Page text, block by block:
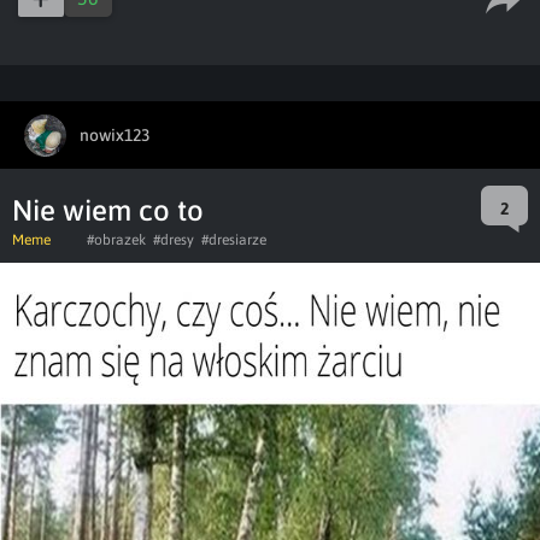
nowix123
Nie wiem co to 2
Meme #obrazek #dresy #dresiarze